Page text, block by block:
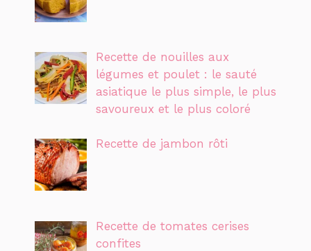
Recette de nouilles aux
légumes et poulet : le sauté
asiatique le plus simple, le plus
savoureux et le plus coloré
Recette de jambon rôti
Recette de tomates cerises
confites